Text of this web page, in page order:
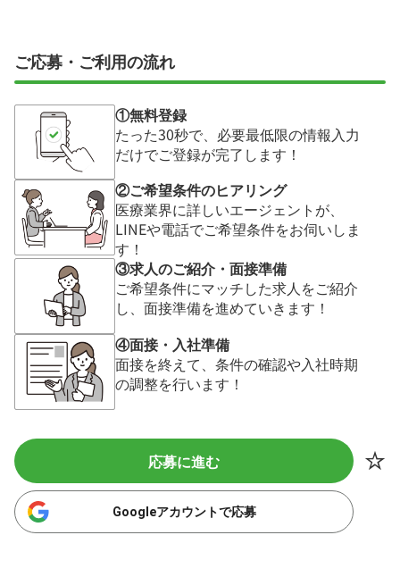
ご応募・ご利用の流れ
①無料登録
たった30秒で、必要最低限の情報入力
だけでご登録が完了します！
②ご希望条件のヒアリング
医療業界に詳しいエージェントが、
LINEや電話でご希望条件をお伺いしま
す！
③求人のご紹介・面接準備
ご希望条件にマッチした求人をご紹介
し、面接準備を進めていきます！
④面接・入社準備
面接を終えて、条件の確認や入社時期
の調整を行います！
応募に進む
Googleアカウントで応募